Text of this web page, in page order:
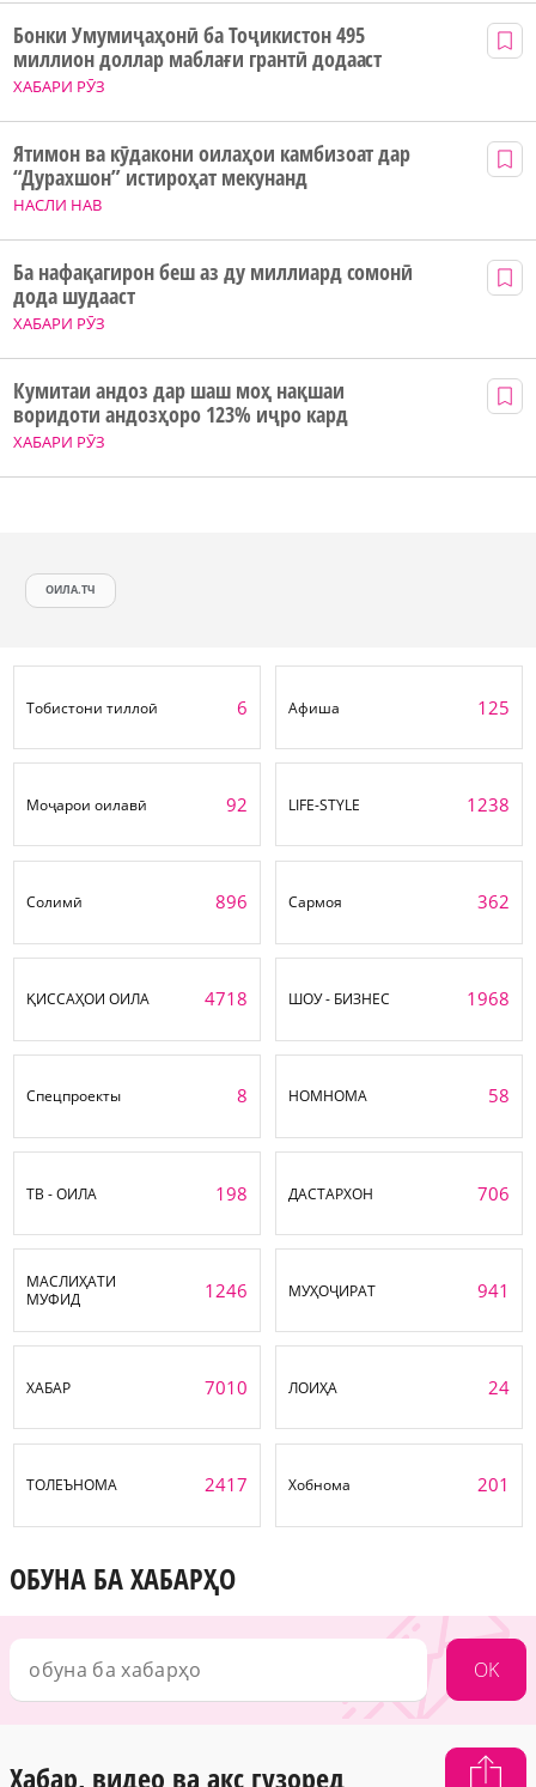
ХАБАРИ РӮЗ
Бонки Умумиҷаҳонӣ ба Тоҷикистон 495
миллион доллар маблағи грантӣ додааст
НАСЛИ НАВ
Ятимон ва кӯдакони оилаҳои камбизоат дар
“Дурахшон” истироҳат мекунанд
ХАБАРИ РӮЗ
Ба нафақагирон беш аз ду миллиард сомонӣ
дода шудааст
ХАБАРИ РӮЗ
Кумитаи андоз дар шаш моҳ нақшаи
воридоти андозҳоро 123% иҷро кард
ОИЛА.ТЧ
Тобистони тиллоӣ 6 Афиша 125
Моҷарои оилавӣ 92 LIFE-STYLE 1238
Солимӣ 896 Сармоя 362
ҚИССАҲОИ ОИЛА 4718 ШОУ - БИЗНЕС 1968
Спецпроекты 8 НОМНОМА 58
ТВ - ОИЛА 198 ДАСТАРХОН 706
МАСЛИҲАТИ
МУФИД
1246 МУҲОҶИРАТ 941
ХАБАР 7010 ЛОИҲА 24
ТОЛЕЪНОМА 2417 Хобнома 201
ОБУНА БА ХАБАРҲО
OK
Хабар, видео ва акс гузоред